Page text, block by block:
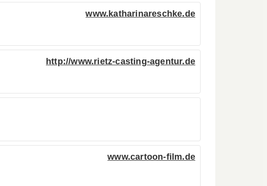
www.katharinareschke.de
http://www.rietz-casting-agentur.de
www.cartoon-film.de